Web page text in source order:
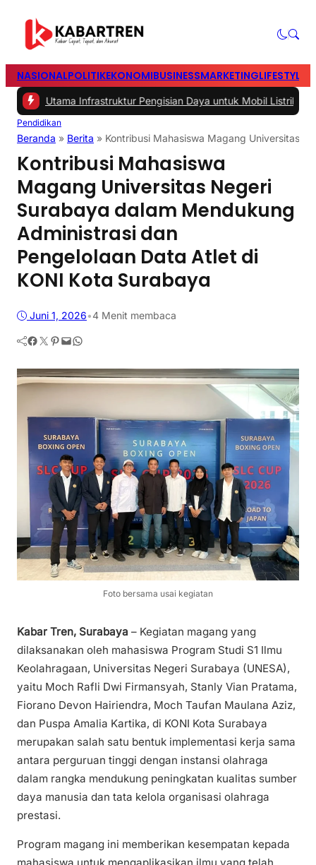
NASIONALPOLITIKEKONOMIBUSINESSMARKETINGLIFESTYLE
Utama Infrastruktur Pengisian Daya untuk Mobil Listrik yang Perlu
Pendidikan
Beranda » Berita » Kontribusi Mahasiswa Magang Universitas
Kontribusi Mahasiswa
Magang Universitas Negeri
Surabaya dalam Mendukung
Administrasi dan
Pengelolaan Data Atlet di
KONI Kota Surabaya
Juni 1, 2026•4 Menit membaca
Facebook Twitter Pinterest Mail WhatsApp
Foto bersama usai kegiatan
Kabar Tren, Surabaya – Kegiatan magang yang
dilaksanakan oleh mahasiswa Program Studi S1 Ilmu
Keolahragaan, Universitas Negeri Surabaya (UNESA),
yaitu Moch Rafli Dwi Firmansyah, Stanly Vian Pratama,
Fiorano Devon Hairiendra, Moch Taufan Maulana Aziz,
dan Puspa Amalia Kartika, di KONI Kota Surabaya
merupakan salah satu bentuk implementasi kerja sama
antara perguruan tinggi dengan instansi olahraga
dalam rangka mendukung peningkatan kualitas sumber
daya manusia dan tata kelola organisasi olahraga
prestasi.
Program magang ini memberikan kesempatan kepada
mahasiswa untuk mengaplikasikan ilmu yang telah